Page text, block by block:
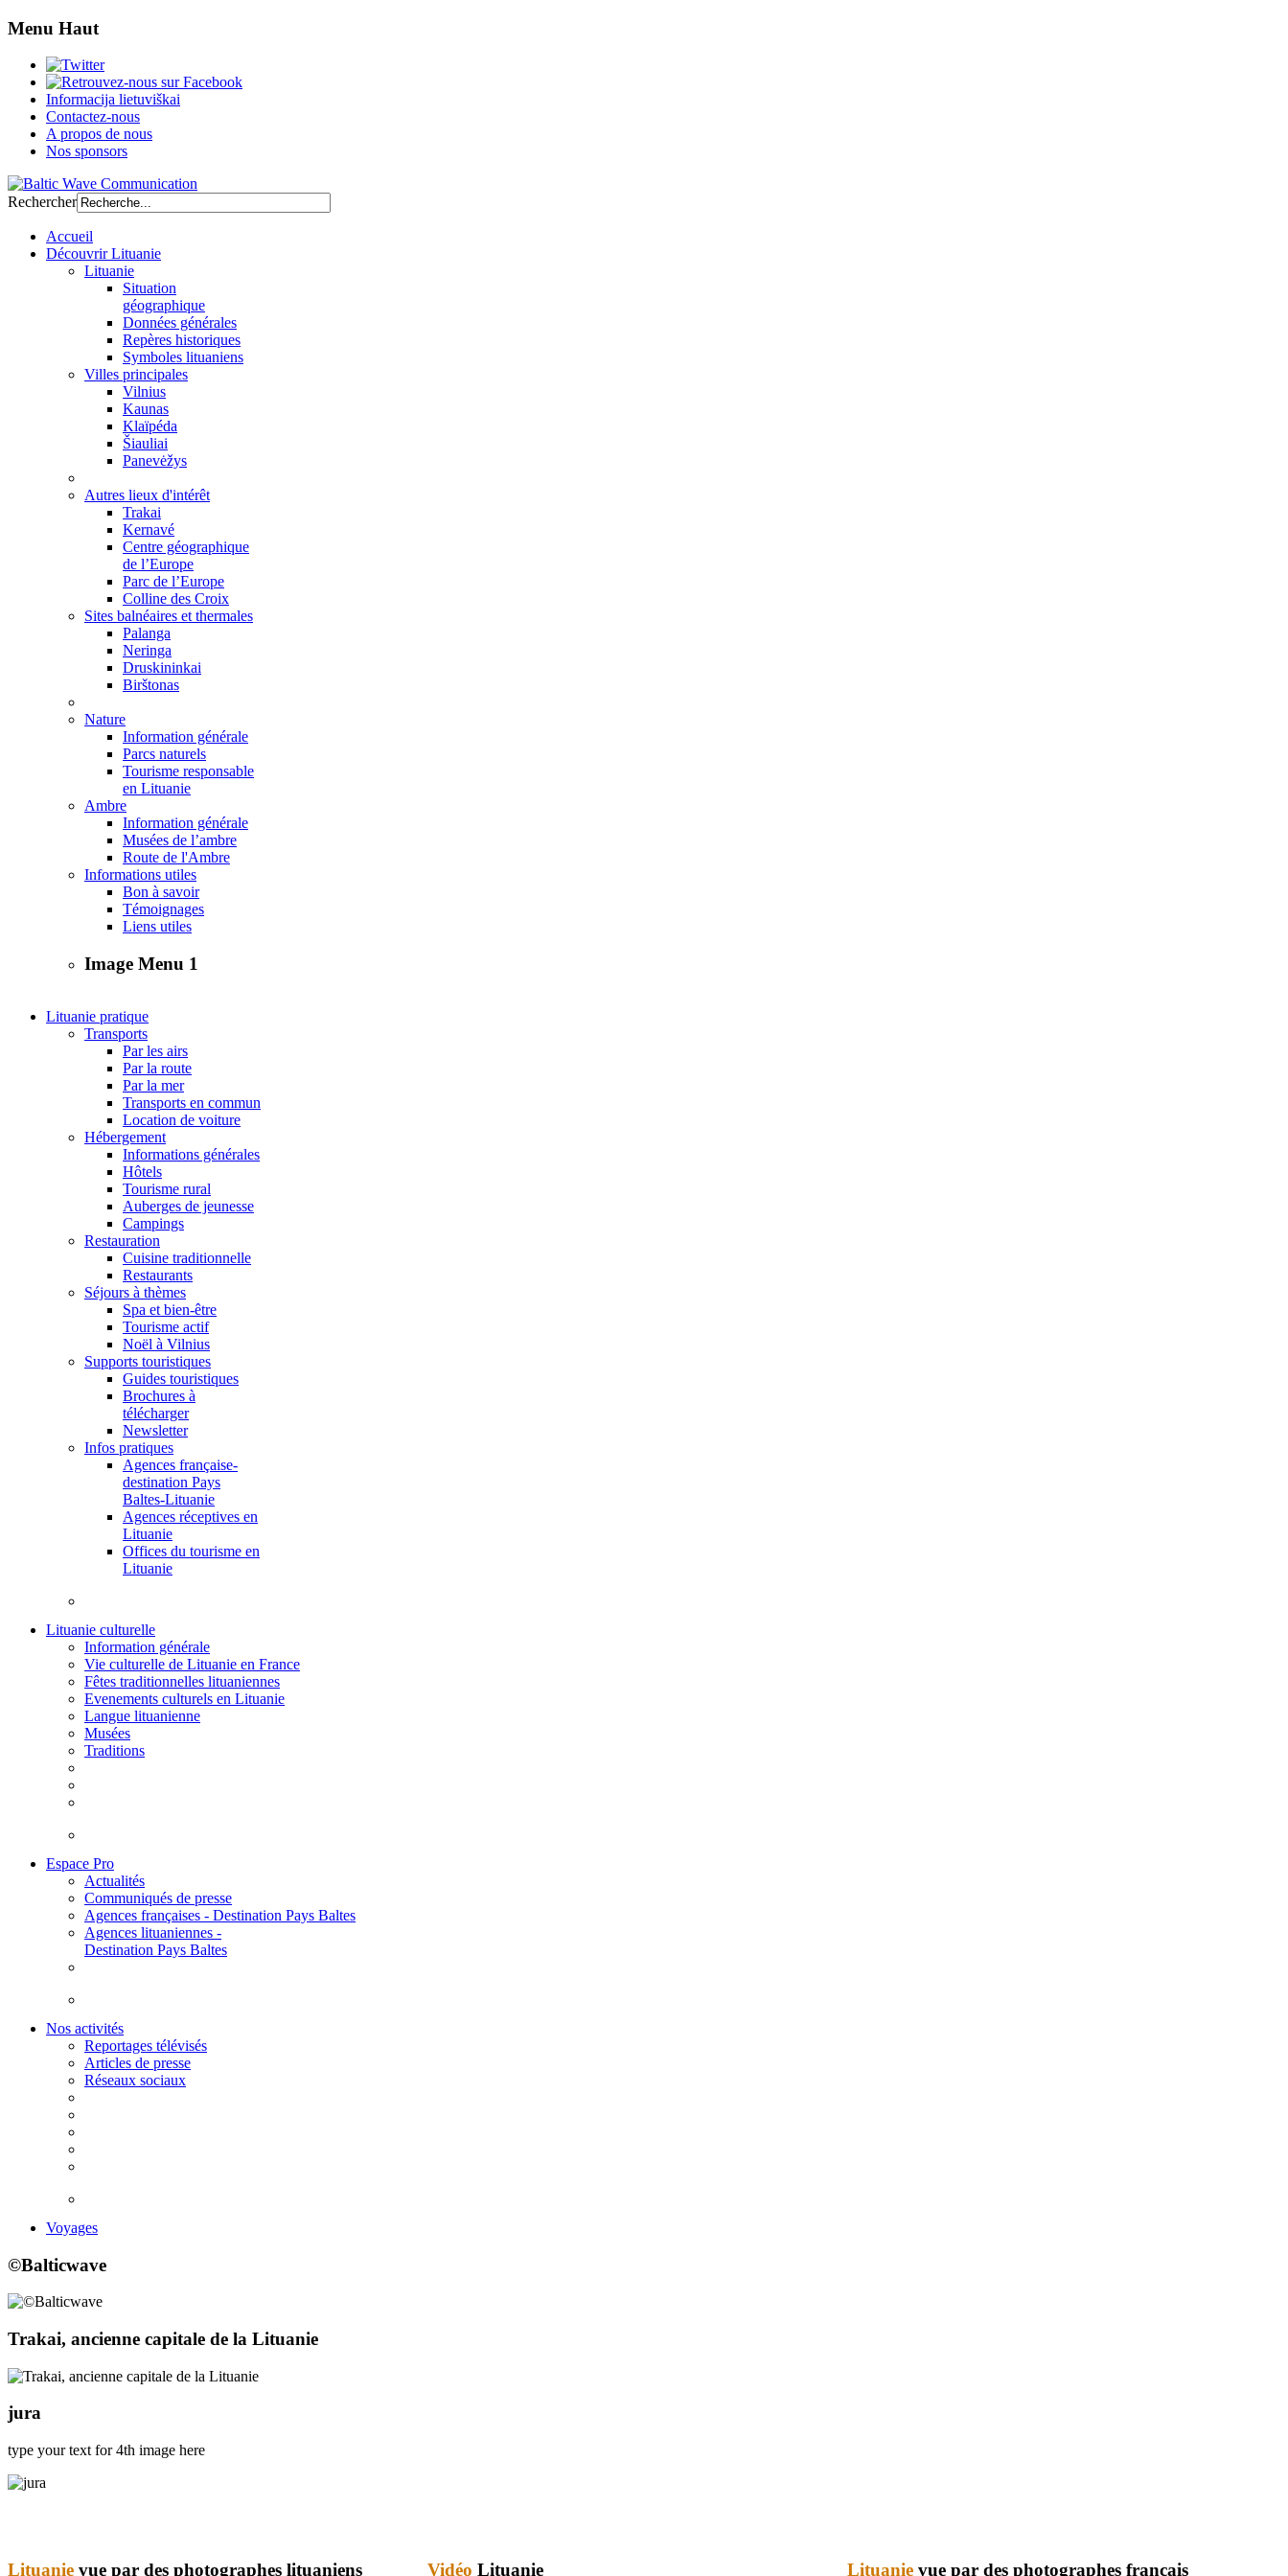
Menu Haut
Informacija lietuviškai
Contactez-nous
A propos de nous
Nos sponsors
Rechercher
Accueil
Découvrir Lituanie
Lituanie
Situation
géographique
Données générales
Repères historiques
Symboles lituaniens
Villes principales
Vilnius
Kaunas
Klaïpéda
Šiauliai
Panevėžys
Autres lieux d'intérêt
Trakai
Kernavé
Centre géographique
de l’Europe
Parc de l’Europe
Colline des Croix
Sites balnéaires et thermales
Palanga
Neringa
Druskininkai
Birštonas
Nature
Information générale
Parcs naturels
Tourisme responsable
en Lituanie
Ambre
Information générale
Musées de l’ambre
Route de l'Ambre
Informations utiles
Bon à savoir
Témoignages
Liens utiles
Image Menu 1
Lituanie pratique
Transports
Par les airs
Par la route
Par la mer
Transports en commun
Location de voiture
Hébergement
Informations générales
Hôtels
Tourisme rural
Auberges de jeunesse
Campings
Restauration
Cuisine traditionnelle
Restaurants
Séjours à thèmes
Spa et bien-être
Tourisme actif
Noël à Vilnius
Supports touristiques
Guides touristiques
Brochures à
télécharger
Newsletter
Infos pratiques
Agences française-
destination Pays
Baltes-Lituanie
Agences réceptives en
Lituanie
Offices du tourisme en
Lituanie
Lituanie culturelle
Information générale
Vie culturelle de Lituanie en France
Fêtes traditionnelles lituaniennes
Evenements culturels en Lituanie
Langue lituanienne
Musées
Traditions
Espace Pro
Actualités
Communiqués de presse
Agences françaises - Destination Pays Baltes
Agences lituaniennes -
Destination Pays Baltes
Nos activités
Reportages télévisés
Articles de presse
Réseaux sociaux
Voyages
©Balticwave
Trakai, ancienne capitale de la Lituanie
jura
type your text for 4th image here
Lituanie vue par des photographes lituaniens Vidéo Lituanie Lituanie vue par des photographes français
film